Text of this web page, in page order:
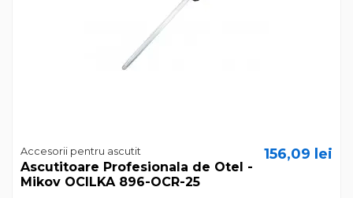
Accesorii pentru ascutit
Ascutitoare Profesionala de Otel -
Mikov OCILKA 896-OCR-25
156,09 lei